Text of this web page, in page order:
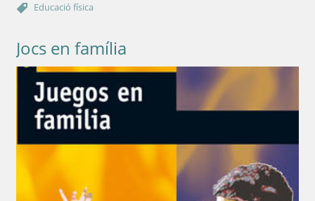
Educació física
Jocs en família